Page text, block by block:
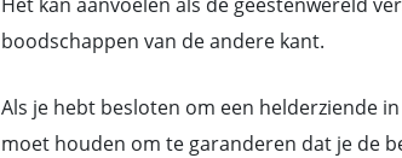
boodschappen van de andere kant.
Als je hebt besloten om een helderziende
moet houden om te garanderen dat je de